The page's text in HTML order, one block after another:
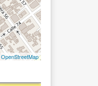
OpenStreetMap